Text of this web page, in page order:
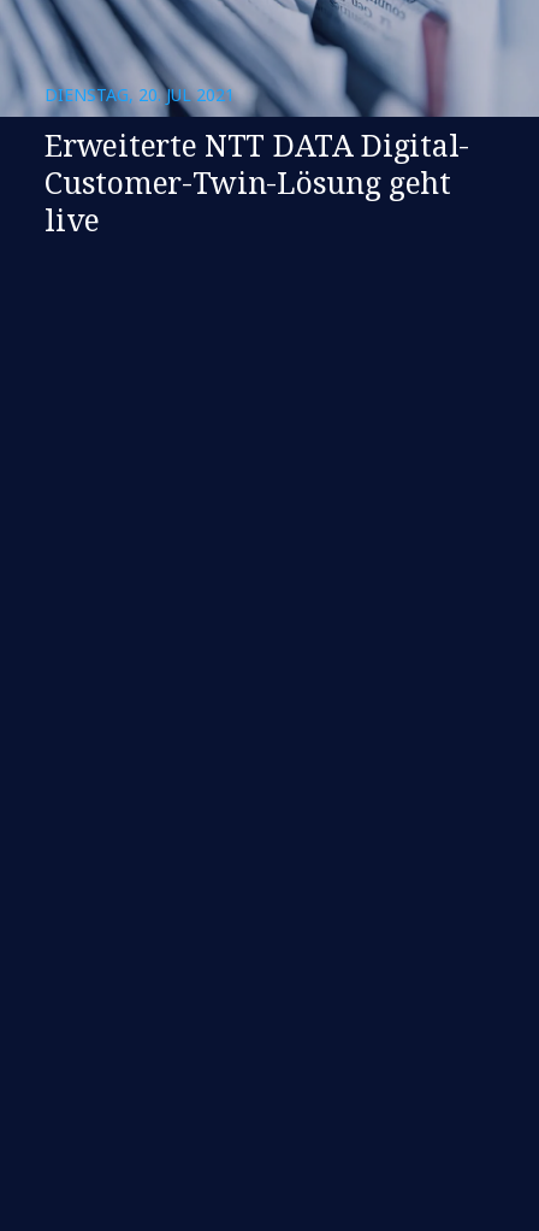
DIENSTAG, 20. JUL 2021
Erweiterte NTT DATA Digital-
Customer-Twin-Lösung geht
live